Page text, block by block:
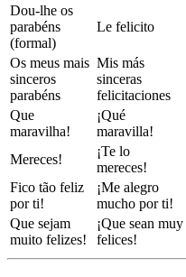
Dou-lhe os
parabéns
(formal)
Le felicito
Os meus mais
sinceros
parabéns
Mis más
sinceras
felicitaciones
Que
maravilha!
¡Qué
maravilla!
Mereces!
¡Te lo
mereces!
Fico tão feliz
por ti!
¡Me alegro
mucho por ti!
Que sejam
muito felizes!
¡Que sean muy
felices!